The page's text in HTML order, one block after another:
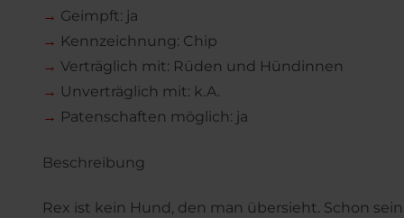
→ Geimpft: ja
→ Kennzeichnung: Chip
→ Verträglich mit: Rüden und Hündinnen
→ Unverträglich mit: k.A.
→ Patenschaften möglich: ja
Beschreibung
Rex ist kein Hund, den man übersieht. Schon